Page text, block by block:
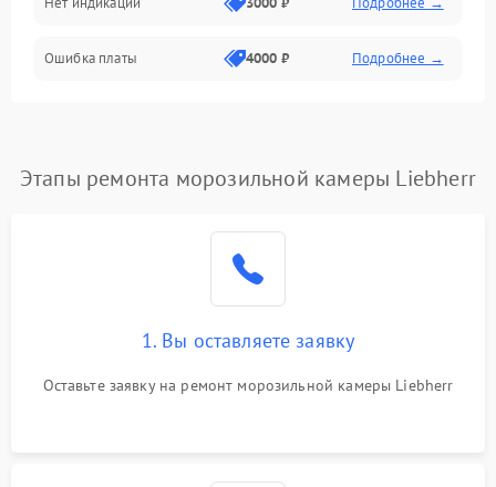
Ошибка платы 4000 ₽ Подробнее →
Этапы ремонта морозильной камеры Liebherr
1. Вы оставляете заявку
Оставьте заявку на ремонт морозильной камеры Liebherr